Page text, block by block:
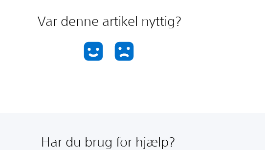
Var denne artikel nyttig?
Har du brug for hjælp?